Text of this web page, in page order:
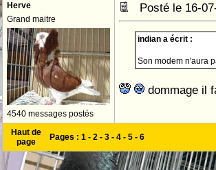
Herve
Grand maitre
4540 messages postés
Posté le 16-
indian a écrit :
Son modem n'aura
dommage il
Haut de
page
Pages : 1 - 2 - 3 - 4 - 5 - 6